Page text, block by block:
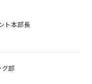
ト本部長
グ部